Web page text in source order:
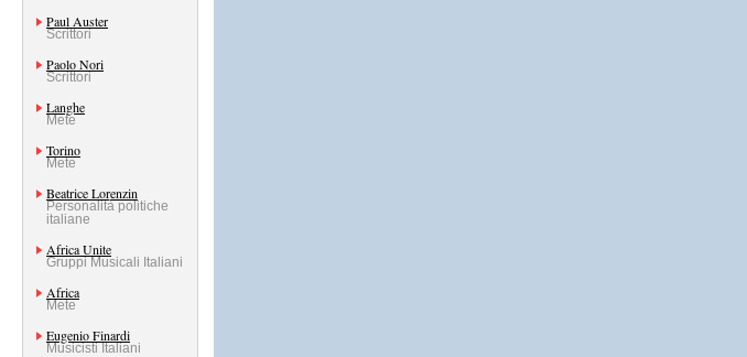
Paul Auster
Scrittori
Paolo Nori
Scrittori
Langhe
Mete
Torino
Mete
Beatrice Lorenzin
Personalità politiche
italiane
Africa Unite
Gruppi Musicali Italiani
Africa
Mete
Eugenio Finardi
Musicisti Italiani